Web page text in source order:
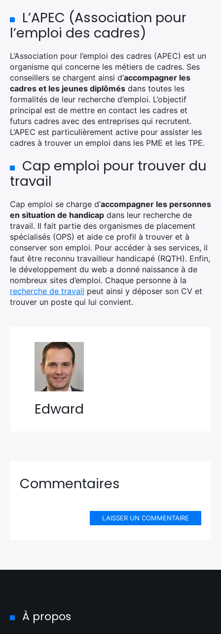
L’APEC (Association pour
l’emploi des cadres)
L’Association pour l’emploi des cadres (APEC) est un
organisme qui concerne les métiers de cadres. Ses
conseillers se chargent ainsi d’accompagner les
cadres et les jeunes diplômés dans toutes les
formalités de leur recherche d’emploi. L’objectif
principal est de mettre en contact les cadres et
futurs cadres avec des entreprises qui recrutent.
L’APEC est particulièrement active pour assister les
cadres à trouver un emploi dans les PME et les TPE.
Cap emploi pour trouver du
travail
Cap emploi se charge d’accompagner les personnes
en situation de handicap dans leur recherche de
travail. Il fait partie des organismes de placement
spécialisés (OPS) et aide ce profil à trouver et à
conserver son emploi. Pour accéder à ses services, il
faut être reconnu travailleur handicapé (RQTH). Enfin,
le développement du web a donné naissance à de
nombreux sites d’emploi. Chaque personne à la
recherche de travail peut ainsi y déposer son CV et
trouver un poste qui lui convient.
Edward
Commentaires
LAISSER UN COMMENTAIRE
À propos